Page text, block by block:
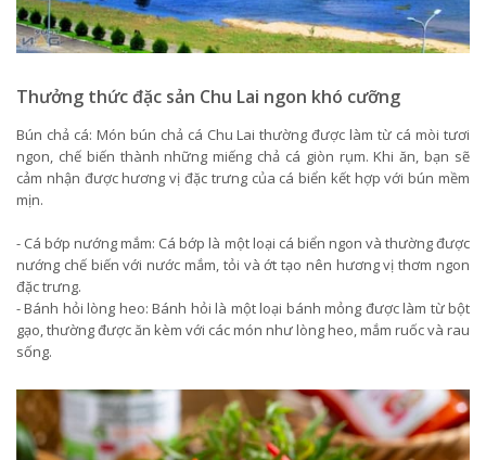
Thưởng thức đặc sản Chu Lai ngon khó cưỡng
Bún chả cá: Món bún chả cá Chu Lai thường được làm từ cá mòi tươi
ngon, chế biến thành những miếng chả cá giòn rụm. Khi ăn, bạn sẽ
cảm nhận được hương vị đặc trưng của cá biển kết hợp với bún mềm
mịn.
- Cá bớp nướng mắm: Cá bớp là một loại cá biển ngon và thường được
nướng chế biến với nước mắm, tỏi và ớt tạo nên hương vị thơm ngon
đặc trưng.
- Bánh hỏi lòng heo: Bánh hỏi là một loại bánh mỏng được làm từ bột
gạo, thường được ăn kèm với các món như lòng heo, mắm ruốc và rau
sống.